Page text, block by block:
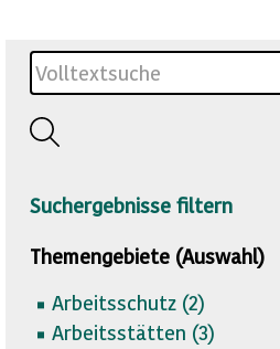
Suchergebnisse filtern
Themengebiete (Auswahl)
Arbeitsschutz (2)
Arbeitsstätten (3)